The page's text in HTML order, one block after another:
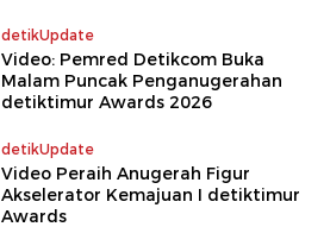
detikUpdate
Video: Pemred Detikcom Buka
Malam Puncak Penganugerahan
detiktimur Awards 2026
detikUpdate
Video Peraih Anugerah Figur
Akselerator Kemajuan I detiktimur
Awards